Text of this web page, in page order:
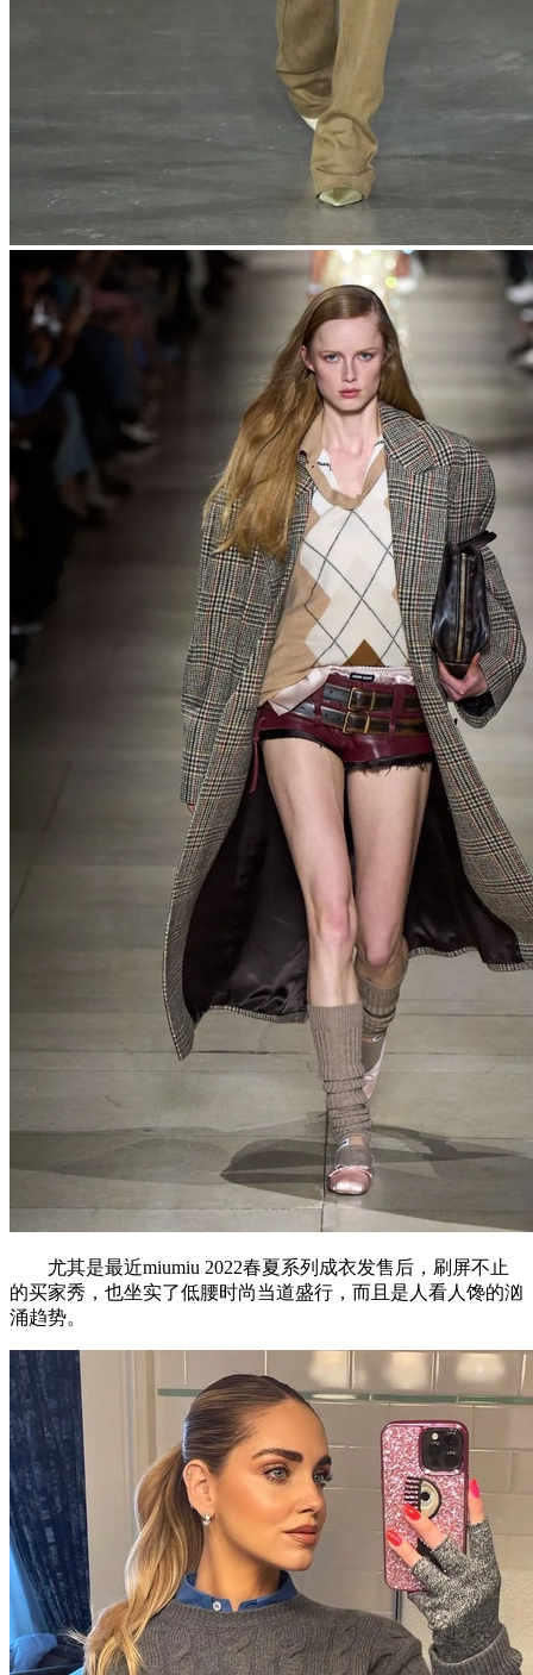
尤其是最近miumiu 2022春夏系列成衣发售后，刷屏不止
的买家秀，也坐实了低腰时尚当道盛行，而且是人看人馋的汹
涌趋势。